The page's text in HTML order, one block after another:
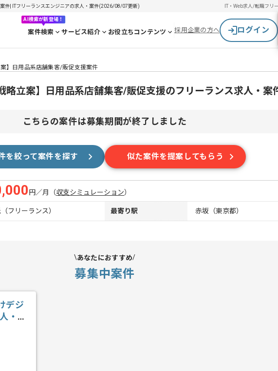
件| ITフリーランスエンジニアの求人・案件(2026/08/07更新) IT・Web求人/転職フリ
AI検索が新登場！
案件検索 サービス紹介 お役立ちコンテンツ 採用企業の方へ ログイン
案】日用品系店舗集客/販促支援案件
略立案】日用品系店舗集客/販促支援のフリーランス求人・案
こちらの案件は募集期間が終了しました
を絞って案件を探す 似た案件を提案してもらう
円／月 （収支シミュレーション）
フリーランス） 最寄り駅 赤坂（東京都）
あなたにおすすめ
募集中案件
デジ
・案